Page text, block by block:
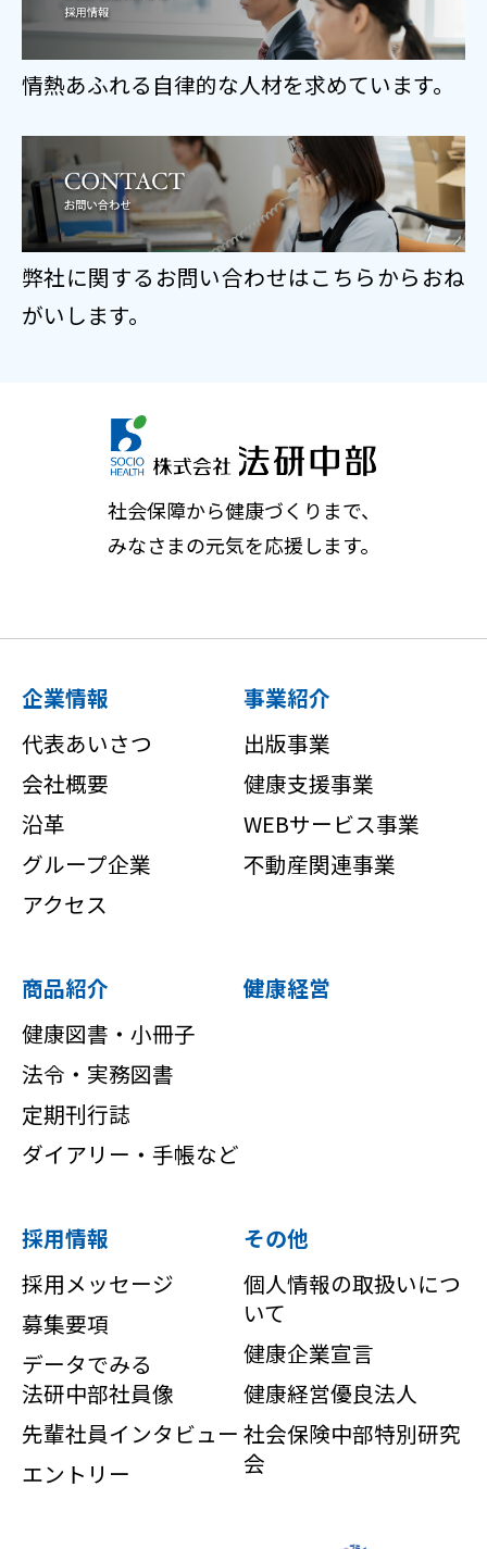
情熱あふれる自律的な人材を求めています。
弊社に関するお問い合わせはこちらからおね
がいします。
社会保障から健康づくりまで、
みなさまの元気を応援します。
企業情報
代表あいさつ
会社概要
沿革
グループ企業
アクセス
事業紹介
出版事業
健康支援事業
WEBサービス事業
不動産関連事業
商品紹介
健康図書・小冊子
法令・実務図書
定期刊行誌
ダイアリー・手帳など
健康経営
採用情報
採用メッセージ
募集要項
データでみる
法研中部社員像
先輩社員インタビュー
エントリー
その他
個人情報の取扱いにつ
いて
健康企業宣言
健康経営優良法人
社会保険中部特別研究
会